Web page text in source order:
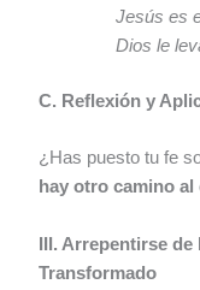
Jesús es
Dios le
C. Reflexión y
¿Has puesto tu fe
hay otro camino
III. Arrepentirse
Transformado